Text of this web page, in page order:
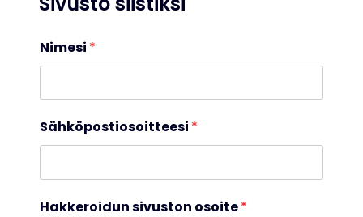
Nimesi *
Sähköpostiosoitteesi *
Hakkeroidun sivuston osoite*